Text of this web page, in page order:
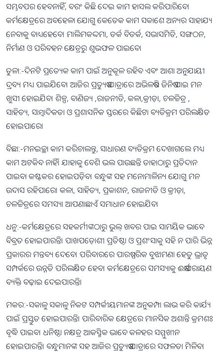
ସମ୍ଭବପର ହେବନାହିଁ, ବରଂ କିଛି ଦେଇ କାମ ହାସଲ କରିପାରିବେ।
କର୍ମକ୍ଷେତ୍ରରେ ଅବହେଳା ଯୋଗୁ କେତେକ କାମ ସକାଶେ ଅନ୍ୟର ସାହାଯ୍ୟ
ନେବାକୁ ବାଧ୍ୟହେବେ। ମାଲିମକଦ୍ଦମା, ତର୍କ ବିତର୍କ, ସଭାସମିତି, ସଙ୍ଗଠନ,
ନିର୍ମାଣ ଓ ପରିବହନ କ୍ଷେତ୍ରରୁ ଶୁଭଫଳ ପାଇବେ।
ତୁଳା:-ଦିନଟି ପ୍ରତ୍ୟେକ କାମ ପାଇଁ ଅନୁକୂଳ ରହିବ ଏବଂ ଆଶା ଅନୁଯାୟୀ
ଦ୍ରବ୍ୟ ମଧ୍ୟ ପାଇଯିବେ। ଆଜିର ପ୍ରତ୍ୟୁଷ ଯାତ୍ରାରେ ଅଭିଳଷିତ ଜିନିଷ ପାଇ ମନ
ଖୁସୀ ହୋଇଯିବ। ଶିଳ୍ପ, ବାଣିଜ୍ୟ ,ରାଜନୀତି, କଳା,କ୍ରୀଡ଼ା, ଚଳଚ୍ଚିତ୍ର ,
ସାହିତ୍ୟ, ସାମ୍ବାଦିକତା ଓ ପ୍ରଶାସନିକ ସ୍ତରରେ କିଛିଟା ବ୍ୟତିକ୍ରମ ପରିଲକ୍ଷିତ
ହୋଇପାରେ।
ବିଛା:-ମନଇଚ୍ଛା କାମ କରିଚାଲନ୍ତୁ, ସାଧାରଣ ବ୍ୟତିକ୍ରମ ଦେଖାଗଲେ ମଧ୍ୟ
କାମ ଅଟକିବ ନାହିଁ। ଯାହାକୁ ବେଶି ଭଲ ପାଉଛନ୍ତି ତାହାଠାରୁ ପ୍ରତିଦାନ
ପାଇବା କଷ୍ଟକର ହୋଇପଡ଼ିବ। ବନ୍ଧୁଙ୍କ ସହ ମନୋମାଳିନ୍ୟ ଯୋଗୁ ମନ
ଉଦାସ ରହିପାରେ। କଳା, ସାହିତ୍ୟ, ପ୍ରକାଶନ, ରାଜନୀତି ଓ କ୍ରୀଡ଼ା,
ଚଳଚ୍ଚିତ୍ରରେ ସମସ୍ୟା ଆପଣାଛାଏଁ ସମାଧାନ ହୋଇଯିବ।
ଧନୁ:-କର୍ମକ୍ଷେତ୍ରରେ ସହକର୍ମୀଙ୍କଠାରୁ ଭୁଲ୍‌ ଖବର ପାଇ ସାମୟିକ ଭାବେ
ବିବ୍ରତ ହୋଇପାରନ୍ତି। ପାଖପଡ଼ୋଶୀ ପ୍ରତିଷ୍ଠା ଓ ପ୍ରଶଂସାକୁ ସହି ନ ପାରି ଭିନ୍ନ
ପ୍ରକାରର ମନ୍ତବ୍ୟ ଦେବେ। ପରିବାରରେ ପାରଷ୍ପରିକ ବୁଝାମଣା ହେତୁ ଭ୍ରାତୃ
ସମ୍ପର୍କରେ ଉନ୍ନତି ପରିଲକ୍ଷିତ ହେବ। କର୍ମକ୍ଷେତ୍ରରେ ସମସ୍ୟାକୁ ଈର୍ଷାପରାୟଣ
ବ୍ୟକ୍ତି ବଢ଼ାଇ ଦେଇପାରନ୍ତି।
ମକର:-ସକାଳୁ ସକାଳୁ ନିକଟ ସମ୍ପର୍କୀୟମାନଙ୍କ ଅନୁକମ୍ପା ଲାଭ କରି କାର୍ଯ୍ୟ
ପାଇଁ ପ୍ରସ୍ତୁତ ହୋଇପାରନ୍ତି। ପାରିବାରିକ କ୍ଷେତ୍ରରେ ମାନସିକ ଅଶାନ୍ତି କ୍ରମଶଃ
ବୃଦ୍ଧି ପାଇବ। ଧନିଷ୍ଠା ନକ୍ଷତ୍ର ଆକସ୍ମିକ ଭାବେ କଳହର ସମ୍ମୁଖୀନ
ହୋଇପାରନ୍ତି। ବନ୍ଧୁମାନଙ୍କ ସହ ଆଜିର ପ୍ରତ୍ୟୁଷ ଯାତ୍ରାରେ ସଫଳତା ମିଳିବା